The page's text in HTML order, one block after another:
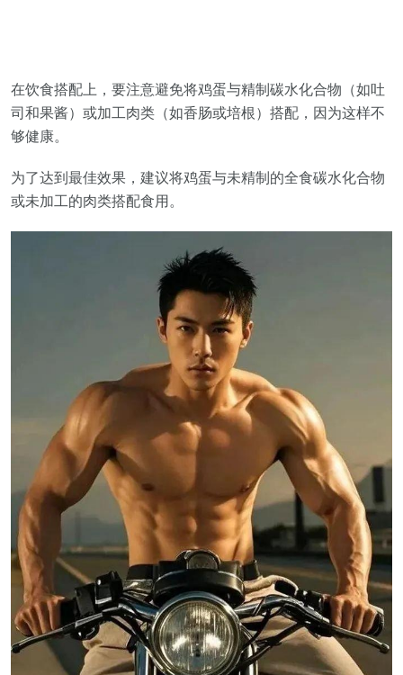
在饮食搭配上，要注意避免将鸡蛋与精制碳水化合物（如吐
司和果酱）或加工肉类（如香肠或培根）搭配，因为这样不
够健康。
为了达到最佳效果，建议将鸡蛋与未精制的全食碳水化合物
或未加工的肉类搭配食用。